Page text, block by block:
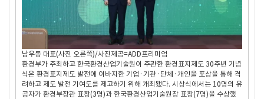
남우동 대표(사진 오른쪽)/사진제공=ADD프리미엄
환경부가 주최하고 한국환경산업기술원이 주관한 환경표지제도 30주년 기념
식은 환경표지제도 발전에 이바지한 기업·기관·단체·개인을 포상을 통해 격
려하고 제도 발전 기여도를 제고하기 위해 개최됐다. 시상식에서는 10명의 유
공자가 환경부장관 표창(3명)과 한국환경산업기술원장 표창(7명)을 수상했